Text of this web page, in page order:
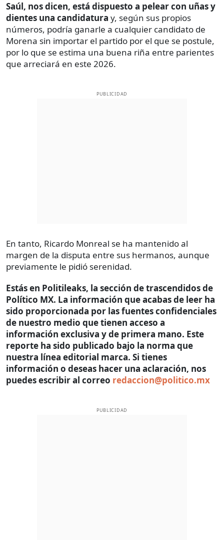
Saúl, nos dicen, está dispuesto a pelear con uñas y
dientes una candidatura y, según sus propios
números, podría ganarle a cualquier candidato de
Morena sin importar el partido por el que se postule,
por lo que se estima una buena riña entre parientes
que arreciará en este 2026.
PUBLICIDAD
En tanto, Ricardo Monreal se ha mantenido al
margen de la disputa entre sus hermanos, aunque
previamente le pidió serenidad.
Estás en Politileaks, la sección de trascendidos de
Político MX. La información que acabas de leer ha
sido proporcionada por las fuentes confidenciales
de nuestro medio que tienen acceso a
información exclusiva y de primera mano. Este
reporte ha sido publicado bajo la norma que
nuestra línea editorial marca. Si tienes
información o deseas hacer una aclaración, nos
puedes escribir al correo redaccion@politico.mx
PUBLICIDAD